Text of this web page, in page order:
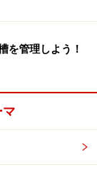
を管理しよう！